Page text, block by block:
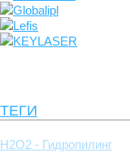
Globalipl
Lefis
KEYLASER
ТЕГИ
H2O2 - Гидропилинг